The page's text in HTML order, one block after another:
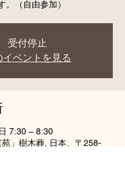
受付停止
イベントを見る
7:30 – 8:30
」樹木葬, 日本、〒258-